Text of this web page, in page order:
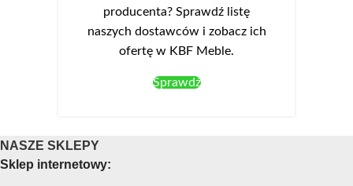
producenta? Sprawdź listę
naszych dostawców i zobacz ich
ofertę w KBF Meble.
Sprawdź
NASZE SKLEPY
Sklep internetowy: